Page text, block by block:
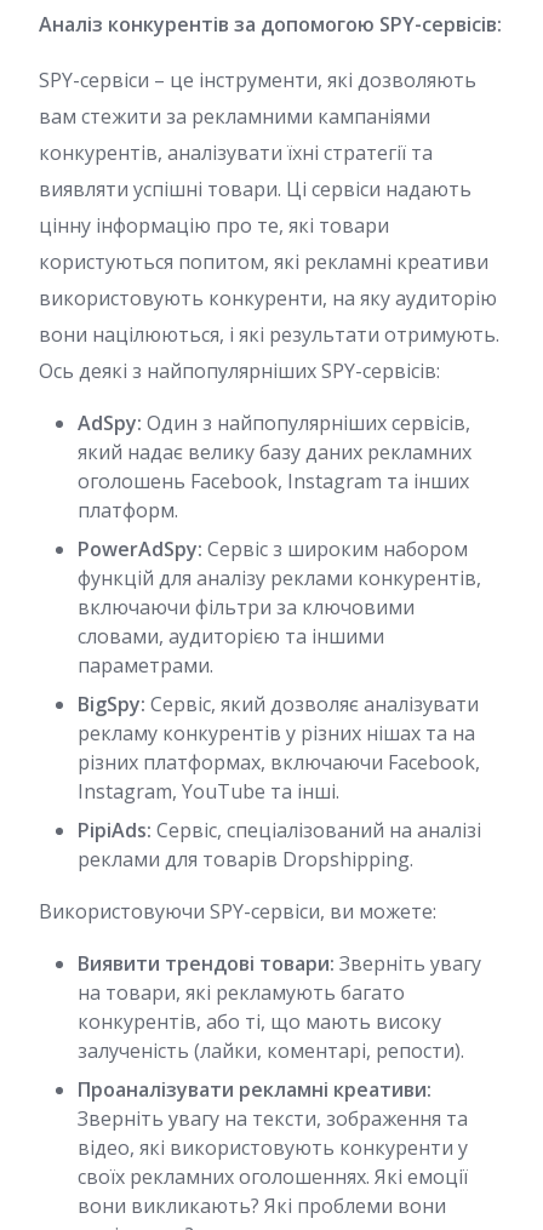
Аналіз конкурентів за допомогою SPY-сервісів:
SPY-сервіси – це інструменти, які дозволяють
вам стежити за рекламними кампаніями
конкурентів, аналізувати їхні стратегії та
виявляти успішні товари. Ці сервіси надають
цінну інформацію про те, які товари
користуються попитом, які рекламні креативи
використовують конкуренти, на яку аудиторію
вони націлюються, і які результати отримують.
Ось деякі з найпопулярніших SPY-сервісів:
AdSpy: Один з найпопулярніших сервісів,
який надає велику базу даних рекламних
оголошень Facebook, Instagram та інших
платформ.
PowerAdSpy: Сервіс з широким набором
функцій для аналізу реклами конкурентів,
включаючи фільтри за ключовими
словами, аудиторією та іншими
параметрами.
BigSpy: Сервіс, який дозволяє аналізувати
рекламу конкурентів у різних нішах та на
різних платформах, включаючи Facebook,
Instagram, YouTube та інші.
PipiAds: Сервіс, спеціалізований на аналізі
реклами для товарів Dropshipping.
Використовуючи SPY-сервіси, ви можете:
Виявити трендові товари: Зверніть увагу
на товари, які рекламують багато
конкурентів, або ті, що мають високу
залученість (лайки, коментарі, репости).
Проаналізувати рекламні креативи:
Зверніть увагу на тексти, зображення та
відео, які використовують конкуренти у
своїх рекламних оголошеннях. Які емоції
вони викликають? Які проблеми вони